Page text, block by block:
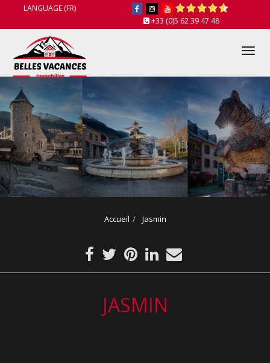
LANGUAGE (FR)
+33 (0)5 62 39 47 48
Accueil Jasmin
JASMIN